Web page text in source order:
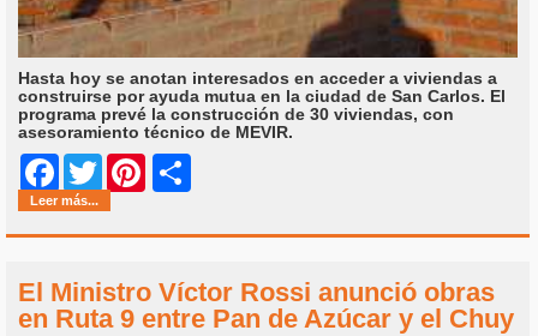
Hasta hoy se anotan interesados en acceder a viviendas a
construirse por ayuda mutua en la ciudad de San Carlos. El
programa prevé la construcción de 30 viviendas, con
asesoramiento técnico de MEVIR.
Facebook
Twitter Pinterest
Leer más...
El Ministro Víctor Rossi anunció obras
en Ruta 9 entre Pan de Azúcar y el Chuy